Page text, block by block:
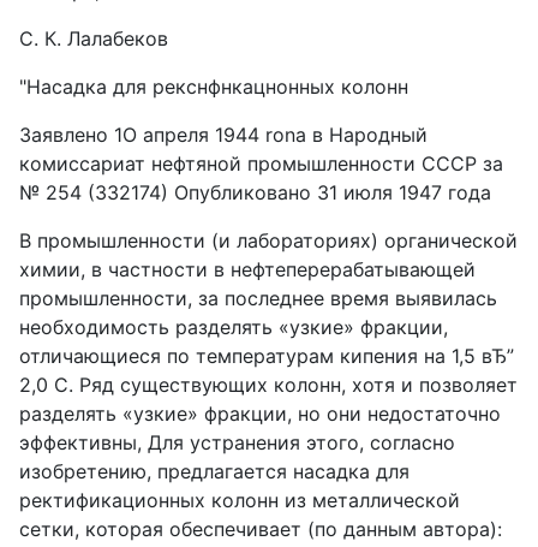
С. К. Лалабеков
"Насадка для рекснфнкацнонных колонн
Заявлено 1О апреля 1944 rona в Народный
комиссариат нефтяной промышленности СССР за
№ 254 (332174) Опубликовано 31 июля 1947 года
В промышленности (и лабораториях) органической
химии, в частности в нефтеперерабатывающей
промышленности, за последнее время выявилась
необходимость разделять «узкие» фракции,
отличающиеся по температурам кипения на 1,5 вЂ”
2,0 С. Ряд существующих колонн, хотя и позволяет
разделять «узкие» фракции, но они недостаточно
эффективны, Для устранения этого, согласно
изобретению, предлагается насадка для
ректификационных колонн из металлической
сетки, которая обеспечивает (по данным автора):